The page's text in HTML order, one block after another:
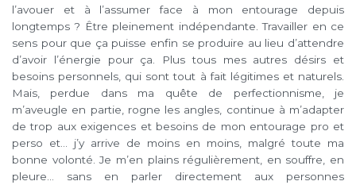
l’avouer et à l’assumer face à mon entourage depuis
longtemps ? Être pleinement indépendante. Travailler en ce
sens pour que ça puisse enfin se produire au lieu d’attendre
d’avoir l’énergie pour ça. Plus tous mes autres désirs et
besoins personnels, qui sont tout à fait légitimes et naturels.
Mais, perdue dans ma quête de perfectionnisme, je
m’aveugle en partie, rogne les angles, continue à m’adapter
de trop aux exigences et besoins de mon entourage pro et
perso et… j’y arrive de moins en moins, malgré toute ma
bonne volonté. Je m’en plains régulièrement, en souffre, en
pleure… sans en parler directement aux personnes